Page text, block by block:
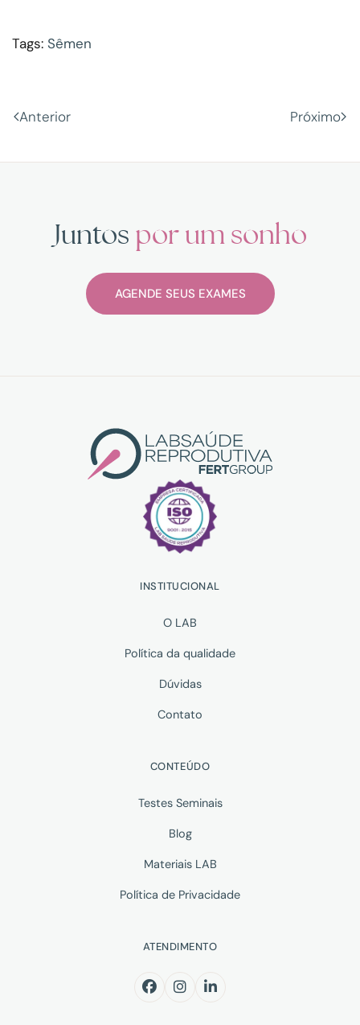
Tags: Sêmen
Anterior Próximo
Juntos por um sonho
AGENDE SEUS EXAMES
INSTITUCIONAL
O LAB
Política da qualidade
Dúvidas
Contato
CONTEÚDO
Testes Seminais
Blog
Materiais LAB
Política de Privacidade
ATENDIMENTO